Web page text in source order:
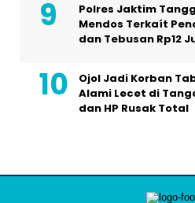
Polres Jaktim
Mendos Terkaít
dan Tebusan Rp12
Ojol Jadi Korban
Alami Lecet di
dan HP Rusak Total